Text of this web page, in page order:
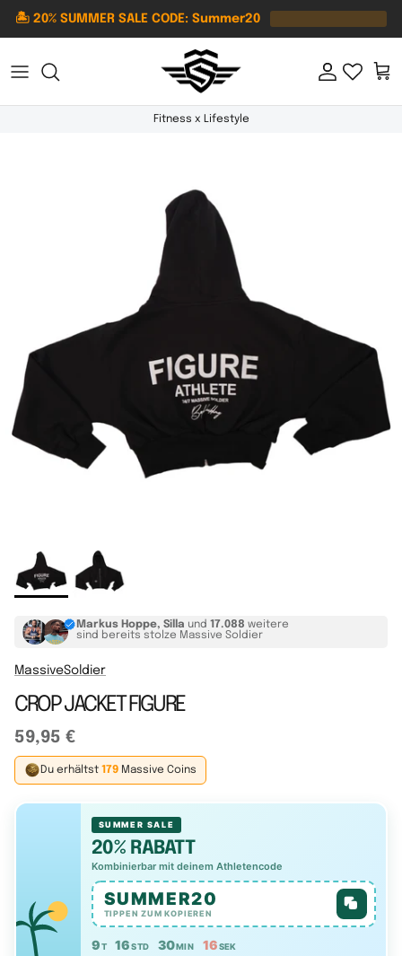
Direkt zum Inhalt
🏝️ 20% SUMMER SALE CODE: Summer20
Konto
Fitness x Lifestyle
Markus Hoppe, Silla und 17.088 weitere
sind bereits stolze Massive Soldier
MassiveSoldier
CROP JACKET FIGURE
59,95 €
Du erhältst 179 Massive Coins
SUMMER SALE
20% RABATT
Kombinierbar mit deinem Athletencode
SUMMER20
TIPPEN ZUM KOPIEREN
9T 16 STD 30MIN 15 SEK